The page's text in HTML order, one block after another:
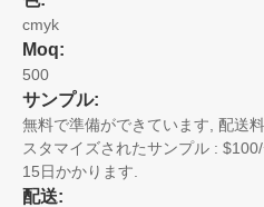
cmyk
Moq:
500
サンプル:
無料で準備ができています, 配送
スタマイズされたサンプル :
15日かかります.
配送: